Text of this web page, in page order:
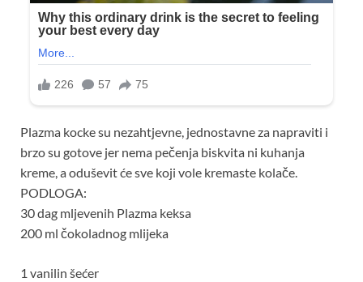
Plazma kocke su nezahtjevne, jednostavne za napraviti i
brzo su gotove jer nema pečenja biskvita ni kuhanja
kreme, a oduševit će sve koji vole kremaste kolače.
PODLOGA:
30 dag mljevenih Plazma keksa
200 ml čokoladnog mlijeka
1 vanilin šećer